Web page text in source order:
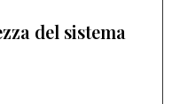
del sistema